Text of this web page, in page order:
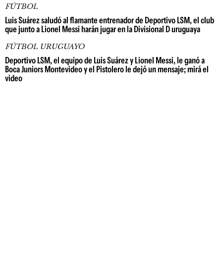
FÚTBOL
Luis Suárez saludó al flamante entrenador de Deportivo LSM, el club
que junto a Lionel Messi harán jugar en la Divisional D uruguaya
FÚTBOL URUGUAYO
Deportivo LSM, el equipo de Luis Suárez y Lionel Messi, le ganó a
Boca Juniors Montevideo y el Pistolero le dejó un mensaje; mirá el
video